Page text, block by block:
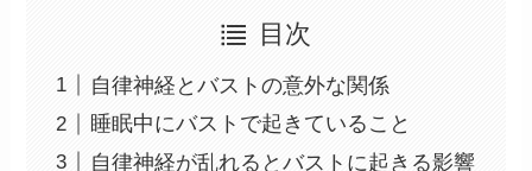
目次
自律神経とバストの意外な関係
睡眠中にバストで起きていること
自律神経が乱れるとバストに起きる影響